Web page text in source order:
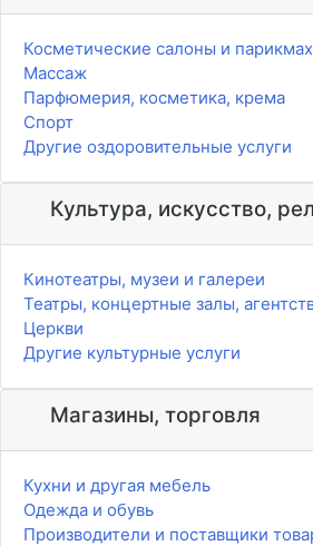
Косметические салоны и
Массаж
Парфюмерия, косметика, крема
Спорт
Другие оздоровительные услуги
Культура, искусство,
Кинотеатры, музеи и галереи
Театры, концертные залы,
Церкви
Другие культурные услуги
Магазины, торговля
Кухни и другая мебель
Одежда и обувь
Производители и поставщики